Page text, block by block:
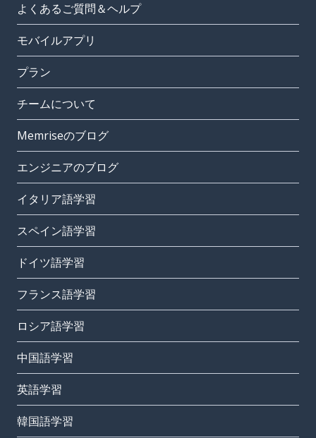
よくあるご質問＆ヘルプ
モバイルアプリ
プラン
チームについて
Memriseのブログ
エンジニアのブログ
イタリア語学習
スペイン語学習
ドイツ語学習
フランス語学習
ロシア語学習
中国語学習
英語学習
韓国語学習